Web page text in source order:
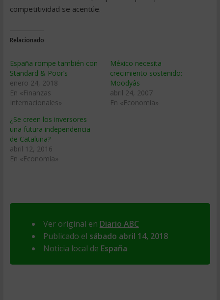
competitividad se acentúe.
Relacionado
España rompe también con
Standard & Poor’s
enero 24, 2018
En «Finanzas
Internacionales»
México necesita
crecimiento sostenido:
Moodyâs
abril 24, 2007
En «Economía»
¿Se creen los inversores
una futura independencia
de Cataluña?
abril 12, 2016
En «Economía»
Ver original en Diario ABC
Publicado el sábado abril 14, 2018
Noticia local de España